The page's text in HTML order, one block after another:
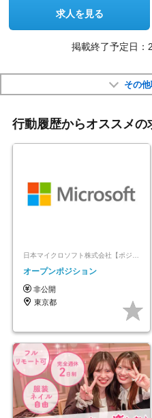
求人を見る
掲載終了予定日
その
行動履歴からオススメの
オープンポジション
非公開
東京都